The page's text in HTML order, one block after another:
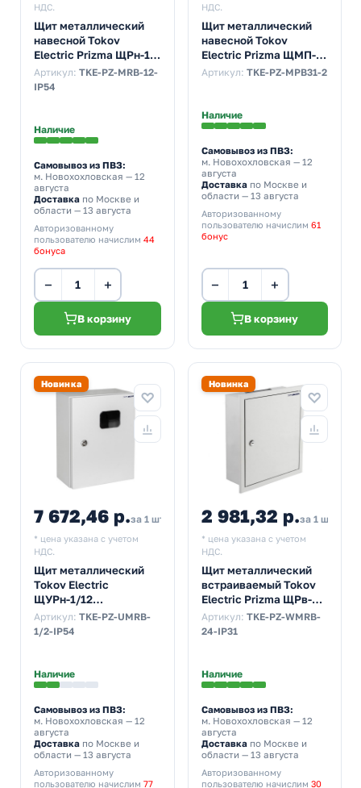
НДС.
Щит металлический
навесной Tokov
Electric Prizma ЩРн-12
12м 260х310х120 с
Din-рейкой IP54 серый
Артикул: TKE-PZ-MRB-12-
IP54
Наличие
Самовывоз из ПВЗ:
м. Новохохловская — 12
августа
Доставка по Москве и
области — 13 августа
Авторизованному
пользователю начислим 44
бонуса
− +
В корзину
НДС.
Щит металлический
навесной Tokov
Electric Prizma ЩМП-2
510х400х220 с
Артикул: TKE-PZ-MPB31-2
Наличие
Самовывоз из ПВЗ:
м. Новохохловская — 12
августа
Доставкапо Москве и
области — 13 августа
Авторизованному
пользователю начислим 61
бонус
− +
В корзину
Новинка
7 672,46 р.за 1 шт
* цена указана с учетом
НДС.
Щит металлический
Tokov Electric
ЩУРн-1/12
395х310х165 на 1-ф
счетчик и 12м
Артикул: TKE-PZ-UMRB-
1/2-IP54
Наличие
Самовывоз из ПВЗ:
м. Новохохловская — 12
августа
Доставка по Москве и
области — 13 августа
Авторизованному
пользователю начислим 77
Новинка
2 981,32 р.за 1 шт
* цена указана с учетом
НДС.
Щит металлический
встраиваемый Tokov
Electric Prizma ЩРв-24
24м 390х340х120 с
Din-рейкой IP31 серый
Артикул: TKE-PZ-WMRB-
24-IP31
Наличие
Самовывоз из ПВЗ:
м. Новохохловская — 12
августа
Доставкапо Москве и
области — 13 августа
Авторизованному
пользователю начислим 30